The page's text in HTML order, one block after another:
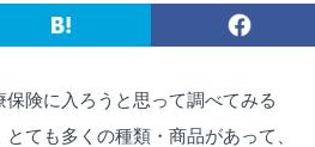
保険に入ろうと思って調べてみる
とても多くの種類・商品があって、